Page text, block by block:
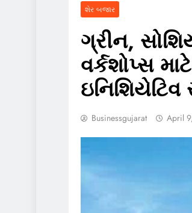
શેર બજાર
ગ્રીન,
વર્કશોપ્સ
Businessgujarat April